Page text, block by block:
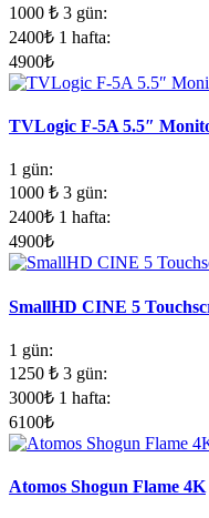
1000 ₺ 3 gün:
2400₺ 1 hafta:
4900₺
TVLogic F-5A 5.5″
1 gün:
1000 ₺ 3 gün:
2400₺ 1 hafta:
4900₺
SmallHD CINE 5
1 gün:
1250 ₺ 3 gün:
3000₺ 1 hafta:
6100₺
Atomos Shogun Flame 4K